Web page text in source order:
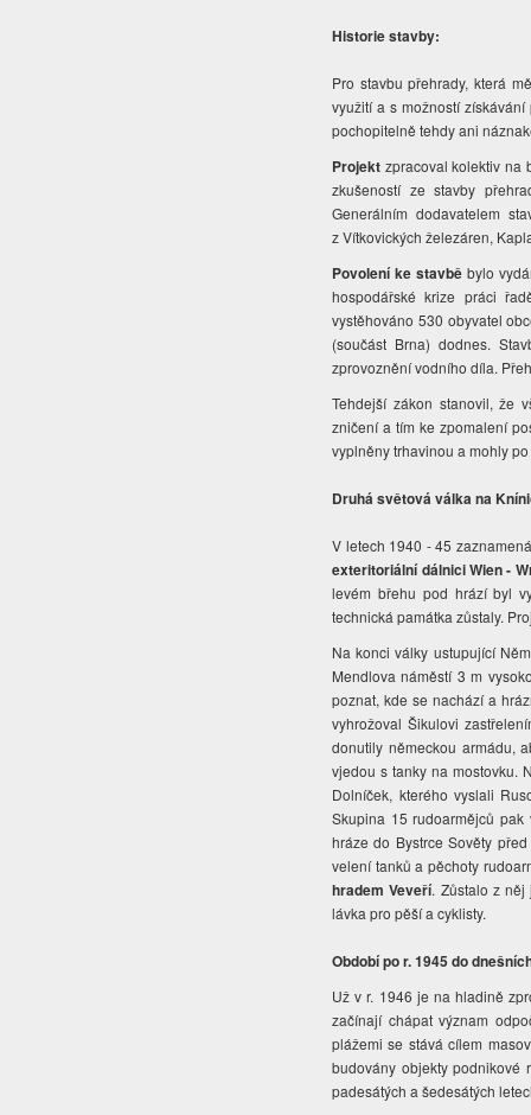
Historie stavby:
Pro stavbu přehrady, která
využití a s možností
pochopitelně tehdy ani
Projekt zpracoval kolektiv na
zkušeností ze stavby
Generálním dodavatelem
z Vítkovických železáren,
Povolení ke stavběbylo
hospodářské krize práci
vystěhováno 530 obyvatel
(součást Brna) dodnes.
zprovoznění vodního díla.
Tehdejší zákon stanovil, že
zničení a tím ke zpomalení
vyplněny trhavinou a mohly
Druhá světová válka na
V letech 1940 - 45
exteritoriální dálnici Wien -
levém břehu pod hrází byl
technická památka zůstaly.
Na konci války ustupující
Mendlova náměstí 3 m
poznat, kde se nachází a
vyhrožoval Šikulovi
donutily německou armádu,
vjedou s tanky na mostovku.
Dolníček, kterého vyslali
Skupina 15 rudoarmějců
hráze do Bystrce Sověty
velení tanků a pěchoty
hradem Veveří. Zůstalo z něj
lávka pro pěší a cyklisty.
Období po r. 1945 do
Už v r. 1946 je na hladině
začínají chápat význam
plážemi se stává cílem
budovány objekty podnikové
padesátých a šedesátých